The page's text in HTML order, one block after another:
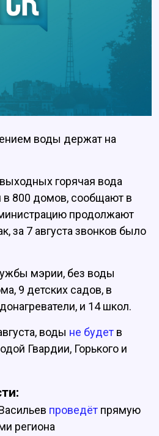
воды держат на
горячая вода
в 800 домов, сообщают в
продолжают
за 7 августа звонков было
мэрии, без воды
9 детских садов, в
и 14 школ.
воды не будет в
Гвардии, Горького и
проведёт прямую
региона